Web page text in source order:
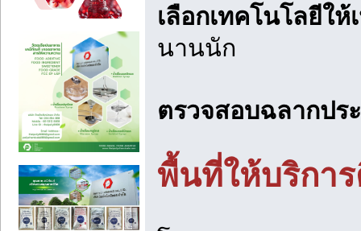
เลือกเทคโนโลยีใ
นานนัก
ตรวจสอบฉลากปร
พื้นที่ให้บริกา